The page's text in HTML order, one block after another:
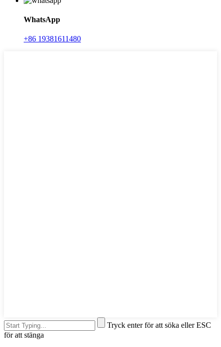
WhatsApp
+86 19381611480
Tryck enter för att söka eller ESC
för att stänga